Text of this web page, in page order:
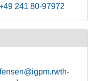
241 80-97972